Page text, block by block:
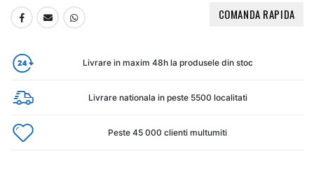
COMANDA RAPIDA
Livrare in maxim 48h la produsele din stoc
Livrare nationala in peste 5500 localitati
Peste 45 000 clienti multumiti